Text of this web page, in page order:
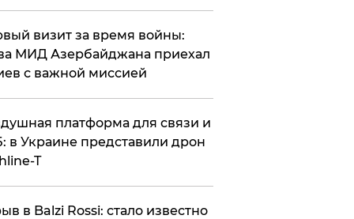
визит за время войны:
МИД Азербайджана приехал
с важной миссией
платформа для связи и
в Украине представили дрон
T
в Balzi Rossi: стало известно